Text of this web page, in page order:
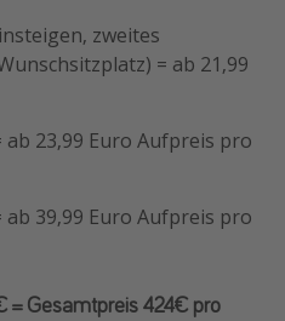
zweites
= ab 21,99
ab 23,99 Euro Aufpreis pro
39,99 Euro Aufpreis pro
Gesamtpreis 424€ pro